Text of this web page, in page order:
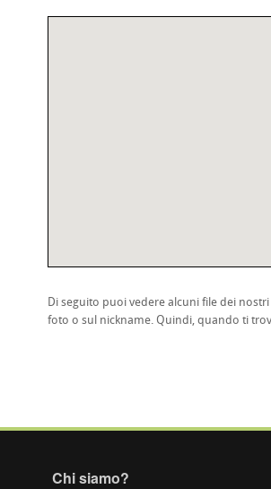
Di seguito puoi vedere alcuni file dei
foto o sul nickname. Quindi, quando ti
Chi siamo?